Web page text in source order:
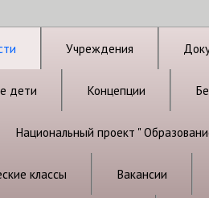
Учреждения
дети Концепции
Национальный проект "
классы Вакансии